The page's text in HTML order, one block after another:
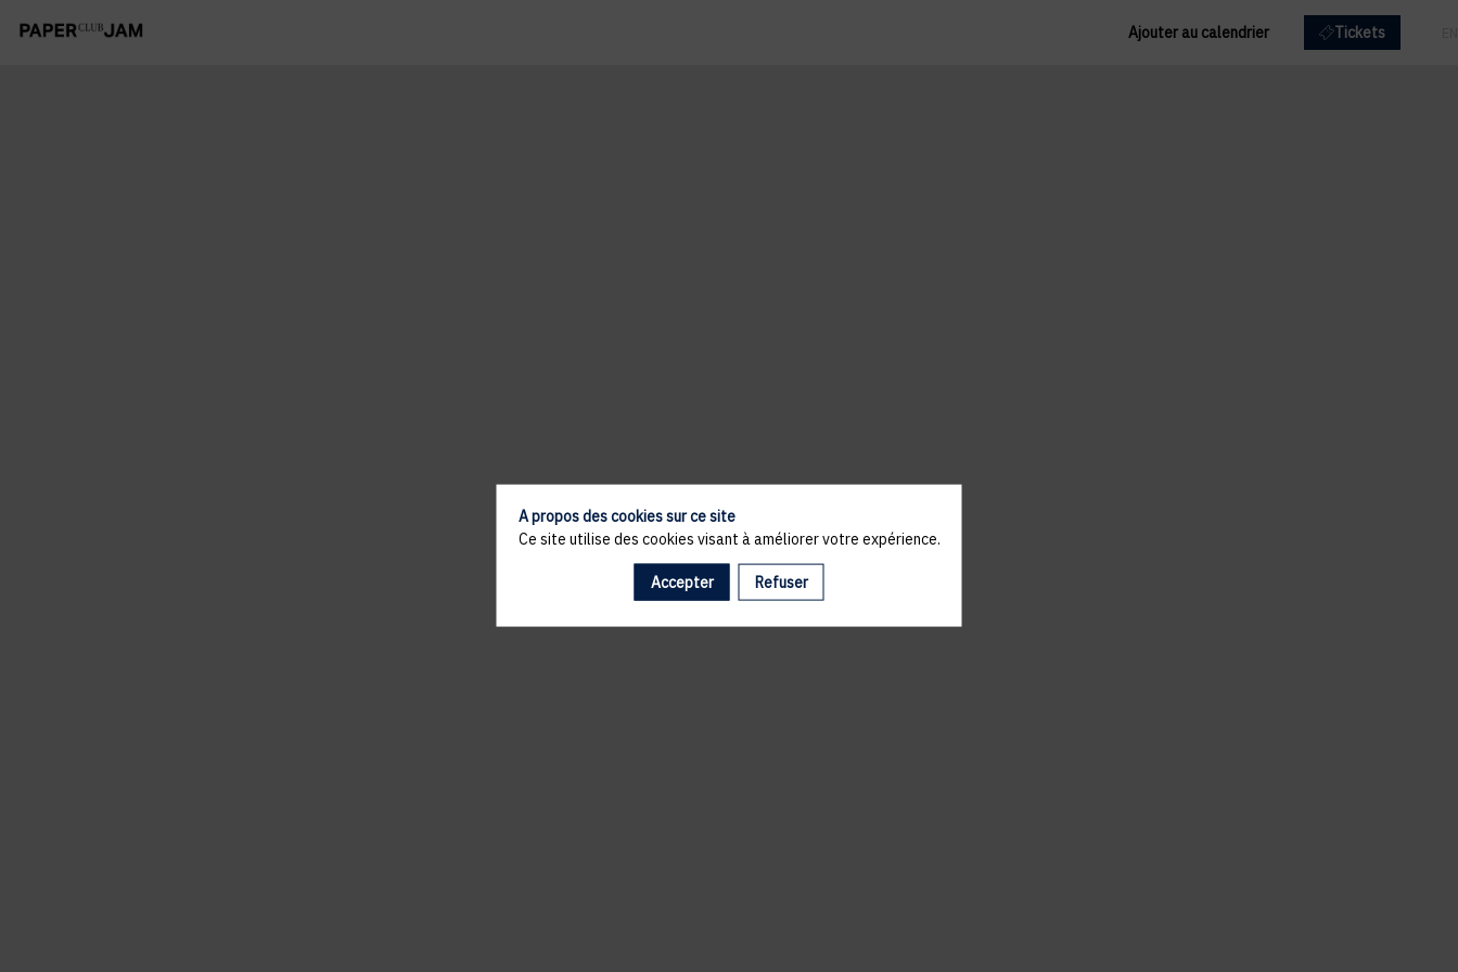
Ajouter au calendrier Tickets
Il manque du contenu : rafraichissez votre navigateur
A propos des cookies sur ce site
Ce site utilise des cookies visant à améliorer votre expérience.
Accepter Refuser